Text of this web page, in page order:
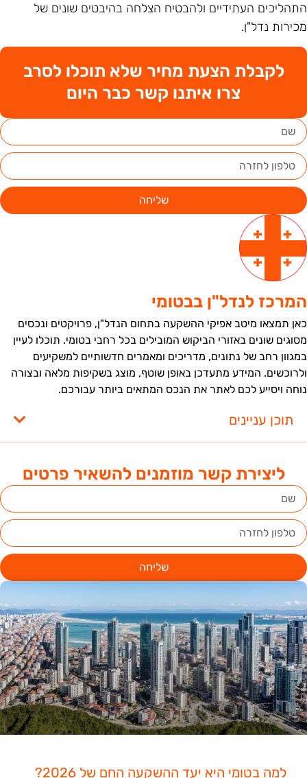
ליצירת קשר מוזמנים להשאיר פרטים
שליחה
למה בטומי היא יעד ההשקעה החם של 2026?
העתידיים ולהבטיח הצלחה בהיבטים שונים של
נדל"ן.
לקבלת הצעת מחיר שלא תוכלו לסרב
צרו איתנו קשר כבר היום
שליחה
לנדל"ן בבטומי
תמצאו מיטב אפיקי ההשקעה בתחום הנדל"ן, פרויקטים ונכסים
שונים באזורי הביקוש המובילים בכל רחבי בטומי. תוכלו לעיין
רחב של נתונים, מדריכים ומאמרים חדשותיים למשקיעים
המידע מתעדכן באופן שוטף, מוצג בשקיפות מלאה ובצורה
ויסייע לכם לאתר את הנכס המתאים ביותר עבורכם.
תוכן עניינים